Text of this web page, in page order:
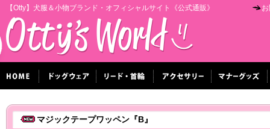
【Otty】犬服＆小物ブランド・オフィシャルサイト《公式通販》
マジックテープワッペン『B』